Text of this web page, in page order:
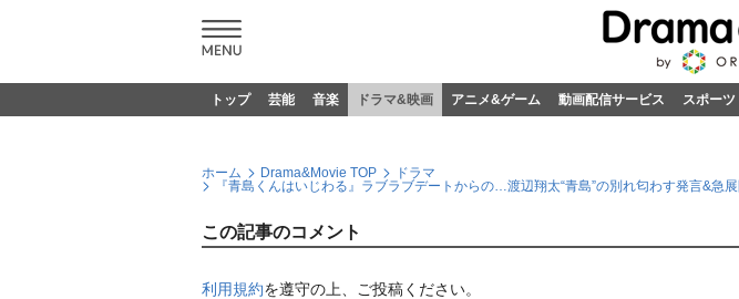
トップ 芸能 音楽 ドラマ&映画 アニメ&ゲーム 動画配信サービス スポーツ
ホーム Drama&Movie TOP
ドラマ
『青島くんはいじわる』ラブラブデートからの…渡辺翔太“青島”の別れ匂わす発言&急
この記事のコメント
利用規約を遵守の上、ご投稿ください。